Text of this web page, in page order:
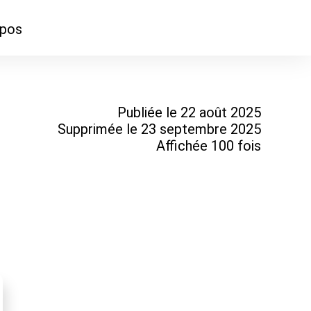
nous ?
Publiée le 22 août 2025
Supprimée le 23 septembre 2025
Affichée 100 fois